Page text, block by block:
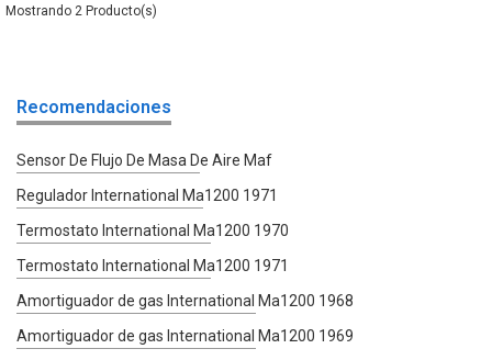
2
Recomendaciones
Sensor De Flujo De Masa De Aire Maf
Regulador International Ma1200 1971
Termostato International Ma1200 1970
Termostato International Ma1200 1971
Amortiguador de gas International Ma1200 1968
Amortiguador de gas International Ma1200 1969